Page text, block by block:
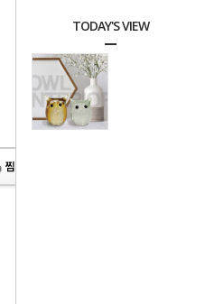
TODAY'S VIEW